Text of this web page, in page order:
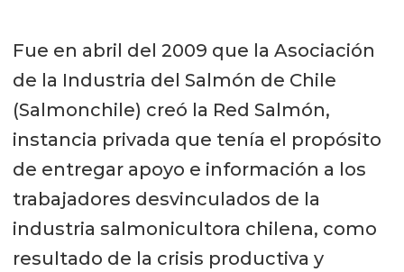
Fue en abril del 2009 que la Asociación
de la Industria del Salmón de Chile
(Salmonchile) creó la Red Salmón,
instancia privada que tenía el propósito
de entregar apoyo e información a los
trabajadores desvinculados de la
industria salmonicultora chilena, como
resultado de la crisis productiva y